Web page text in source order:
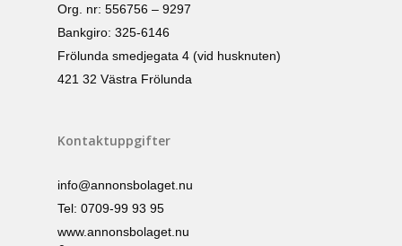
Org. nr: 556756 – 9297
Bankgiro: 325-6146
Frölunda smedjegata 4 (vid husknuten)
421 32 Västra Frölunda
Kontaktuppgifter
info@annonsbolaget.nu
Tel: 0709-99 93 95
www.annonsbolaget.nu